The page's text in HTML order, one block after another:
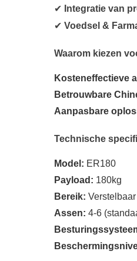
✔ Integratie van
✔ Voedsel &
Waarom kiezen
Kosteneffectieve
Betrouwbare
Aanpasbare
Technische
Model: ER180
Payload: 180kg
Bereik:
Assen: 4-6